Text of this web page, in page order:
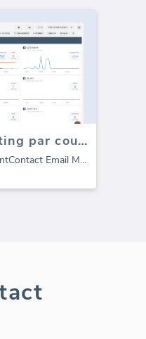
Modèle de marketing par courrier électronique Constant Contact pour les agences (Rapport)
Email M...